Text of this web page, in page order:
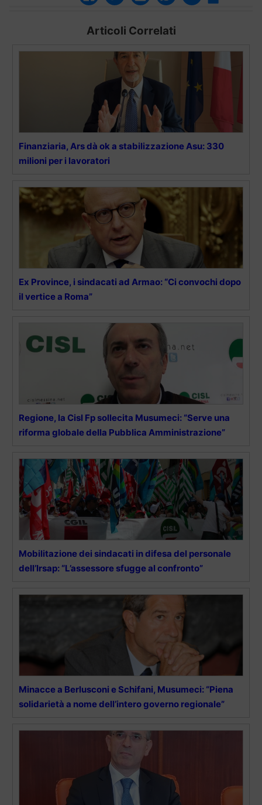
Articoli Correlati
Finanziaria, Ars dà ok a stabilizzazione Asu: 330
milioni per i lavoratori
Ex Province, i sindacati ad Armao: “Ci convochi dopo
il vertice a Roma”
Regione, la Cisl Fp sollecita Musumeci: “Serve una
riforma globale della Pubblica Amministrazione”
Mobilitazione dei sindacati in difesa del personale
dell’Irsap: “L’assessore sfugge al confronto”
Minacce a Berlusconi e Schifani, Musumeci: “Piena
solidarietà a nome dell’intero governo regionale”